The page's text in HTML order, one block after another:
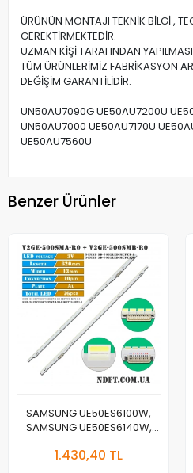
ÜRÜNÜN MONTAJI TEKNİK BİLGİ ,
GEREKTİRMEKTEDİR.
UZMAN KİŞİ TARAFINDAN
TÜM ÜRÜNLERİMİZ FABRİKASYON
DEĞİŞİM GARANTİLİDİR.
UN50AU7090G UE50AU7200U
UN50AU7000 UE50AU7170U
UE50AU7560U
Benzer Ürünler
SAMSUNG UE50ES6100W,
SAMSUNG UE50ES6140W,
7032LED-MCPCB-L V2GE-
1.430,40 TL